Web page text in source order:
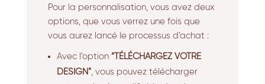
Pour la personnalisation, vous avez deux
options, que vous verrez une fois que
vous aurez lancé le processus d’achat :
Avec l’option “TÉLÉCHARGEZ VOTRE
DESIGN”, vous pouvez télécharger